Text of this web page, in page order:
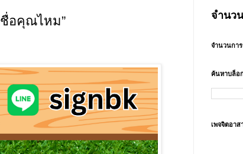
ชื่อคุณไหม” จำนว
จำนวนกา
ค้นหาบล็อ
เพจจิตอาส